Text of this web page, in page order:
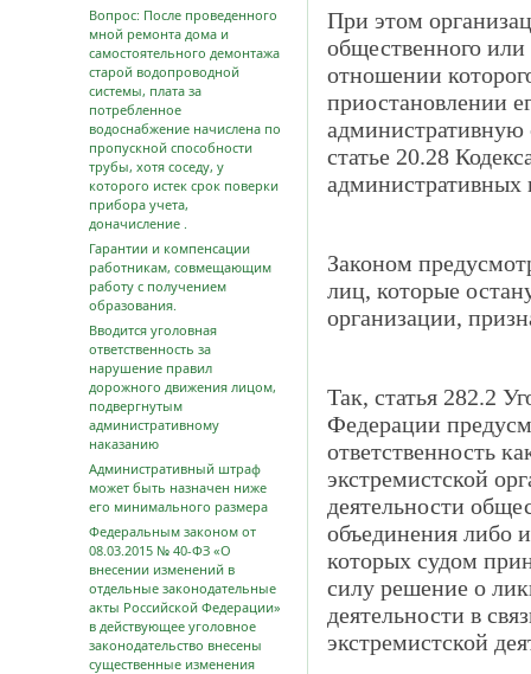
При этом
общественного или
отношении
приостановлении
административную
статье 20.28
административных
Законом
лиц, которые
организации,
Так, статья 282.2
Федерации
ответственность
экстремистской
деятельности
объединения либо
которых судом
силу решение о
деятельности в
экстремистской
Вопрос: После проведенного
мной ремонта дома и
самостоятельного демонтажа
старой водопроводной
системы, плата за
потребленное
водоснабжение начислена по
пропускной способности
трубы, хотя соседу, у
которого истек срок поверки
прибора учета,
доначисление .
Гарантии и компенсации
работникам, совмещающим
работу с получением
образования.
Вводится уголовная
ответственность за
нарушение правил
дорожного движения лицом,
подвергнутым
административному
наказанию
Административный штраф
может быть назначен ниже
его минимального размера
Федеральным законом от
08.03.2015 № 40-ФЗ «О
внесении изменений в
отдельные законодательные
акты Российской Федерации»
в действующее уголовное
законодательство внесены
существенные изменения